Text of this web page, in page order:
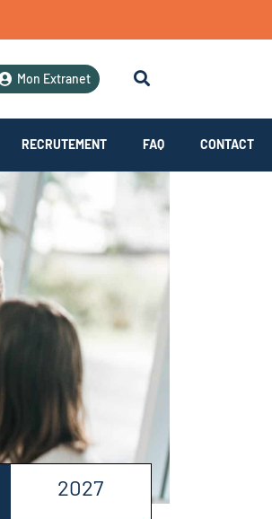
Mon Extranet
RECRUTEMENT FAQ CONTACT
2027